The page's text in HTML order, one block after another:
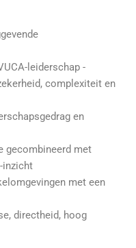
leiderschap -
complexiteit en
en
gecombineerd met
inzicht
met een
directheid, hoog